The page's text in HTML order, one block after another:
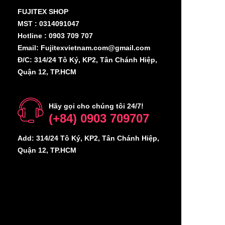
FUJITEX SHOP
MST : 0314091047
Hotline : 0903 709 707
Email: Fujitexvietnam.com@gmail.com
Đ/C: 314/24 Tô Ký, KP2, Tân Chánh Hiệp,
Quận 12, TP.HCM
Hãy gọi cho chúng tôi 24/7!
(+84) 0903 709707
Add: 314/24 Tô Ký, KP2, Tân Chánh Hiệp,
Quận 12, TP.HCM